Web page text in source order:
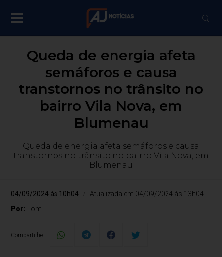
Queda de energia afeta
semáforos e causa
transtornos no trânsito no
bairro Vila Nova, em
Blumenau
Queda de energia afeta semáforos e causa
transtornos no trânsito no bairro Vila Nova, em
Blumenau
04/09/2024 às 10h04
Atualizada em 04/09/2024 às 13h04
Por: Tom
Compartilhe: